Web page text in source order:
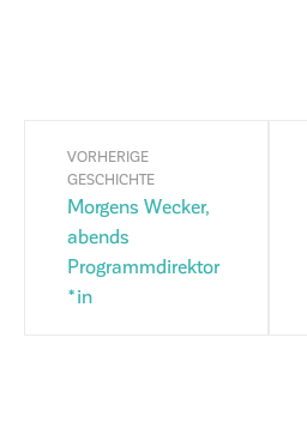
VORHERIGE
GESCHICHTE
Morgens Wecker,
abends
Programmdirektor
*in